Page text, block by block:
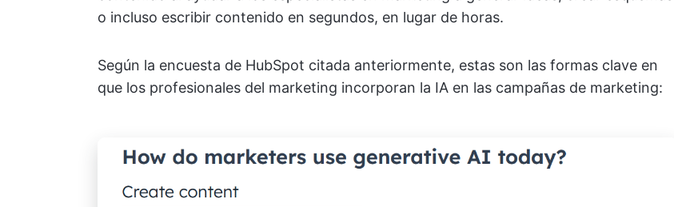
o incluso escribir contenido en segundos, en lugar de horas.
Según la encuesta de HubSpot citada anteriormente, estas son las formas clave en
que los profesionales del marketing incorporan la IA en las campañas de marketing: